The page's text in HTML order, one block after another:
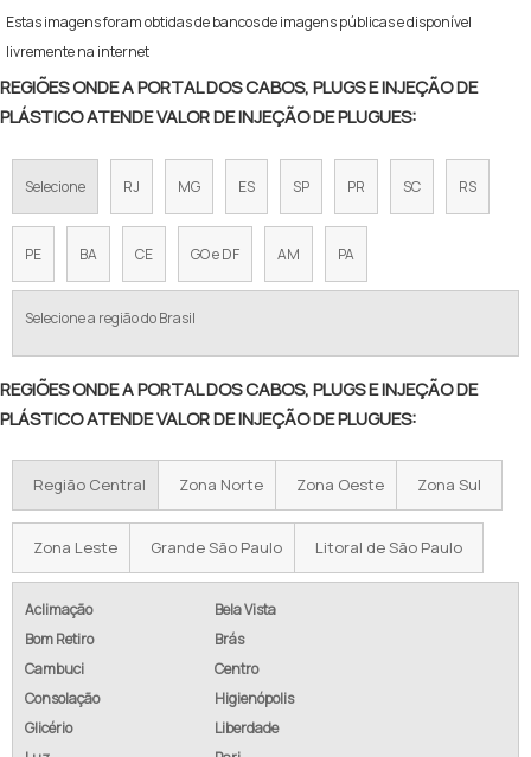
Estas imagens foram obtidas de bancos de imagens públicas e disponível
livremente na internet
REGIÕES ONDE A PORTAL DOS CABOS, PLUGS E INJEÇÃO DE
PLÁSTICO ATENDE VALOR DE INJEÇÃO DE PLUGUES:
Selecione RJ MG ES SP PR SC RS
PE BA CE GO e DF AM PA
Selecione a região do Brasil
REGIÕES ONDE A PORTAL DOS CABOS, PLUGS E INJEÇÃO DE
PLÁSTICO ATENDE VALOR DE INJEÇÃO DE PLUGUES:
Região Central Zona Norte Zona Oeste Zona Sul
Zona Leste Grande São Paulo Litoral de São Paulo
Aclimação
Bela Vista
Bom Retiro
Brás
Cambuci
Centro
Consolação
Higienópolis
Glicério
Liberdade